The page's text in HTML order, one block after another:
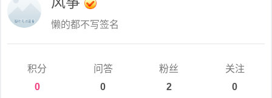
懒的都不写签名
积分
0
问答
0
粉丝
2
关注
0